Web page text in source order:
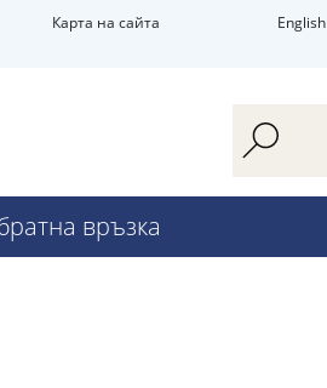
Карта на сайта English
връзка